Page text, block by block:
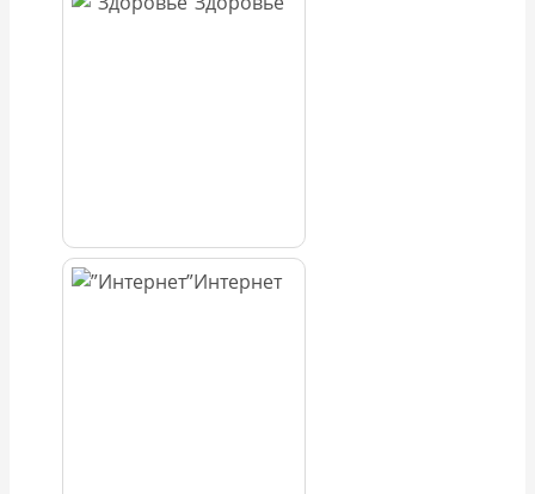
Интернет